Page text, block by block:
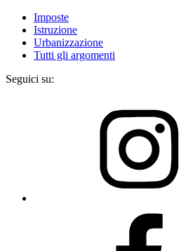
Imposte
Istruzione
Urbanizzazione
Tutti gli argomenti
Seguici su: